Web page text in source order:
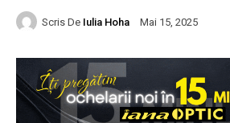
Scris De Iulia Hoha Mai 15, 2025